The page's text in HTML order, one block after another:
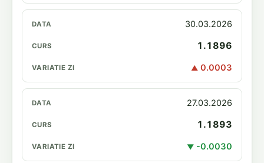
30.03.2026
1.1896
▲ 0.0003
27.03.2026
1.1893
▼ -0.0030